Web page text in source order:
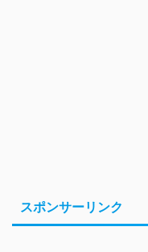
スポンサーリンク